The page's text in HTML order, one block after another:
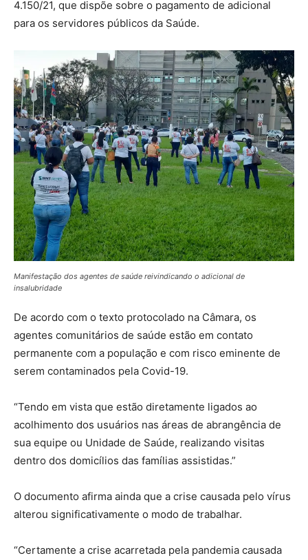
4.150/21, que dispõe sobre o pagamento de adicional
para os servidores públicos da Saúde.
Manifestação dos agentes de saúde reivindicando o adicional de
insalubridade
De acordo com o texto protocolado na Câmara, os
agentes comunitários de saúde estão em contato
permanente com a população e com risco eminente de
serem contaminados pela Covid-19.
“Tendo em vista que estão diretamente ligados ao
acolhimento dos usuários nas áreas de abrangência de
sua equipe ou Unidade de Saúde, realizando visitas
dentro dos domicílios das famílias assistidas.”
O documento afirma ainda que a crise causada pelo vírus
alterou significativamente o modo de trabalhar.
“Certamente a crise acarretada pela pandemia causada